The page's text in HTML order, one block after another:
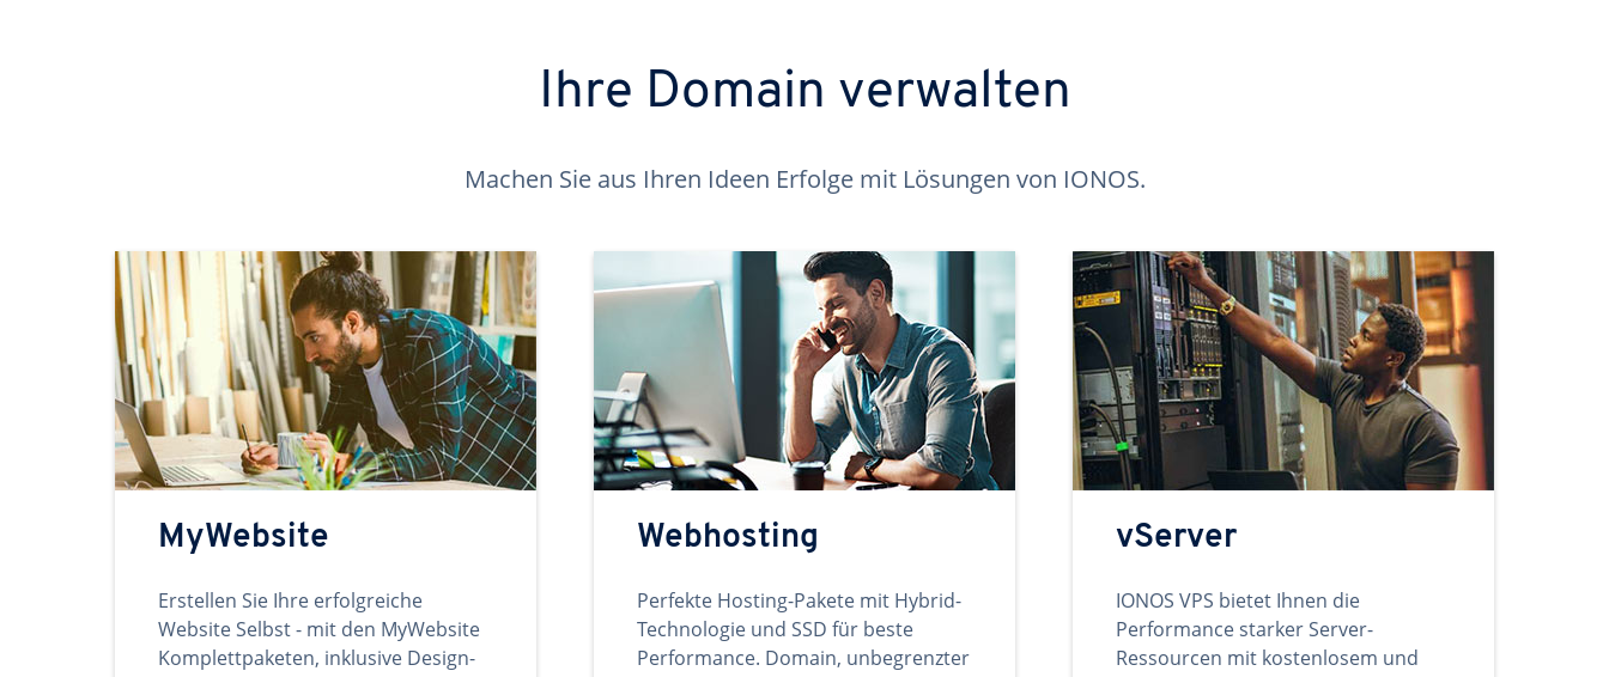
Ihre Domain verwalten
Machen Sie aus Ihren Ideen Erfolge mit Lösungen von IONOS.
MyWebsite
Erstellen Sie Ihre erfolgreiche
Website Selbst - mit den MyWebsite
Komplettpaketen, inklusive Design-
Webhosting
Perfekte Hosting-Pakete mit Hybrid-
Technologie und SSD für beste
Performance. Domain, unbegrenzter
vServer
IONOS VPS bietet Ihnen die
Performance starker Server-
Ressourcen mit kostenlosem und